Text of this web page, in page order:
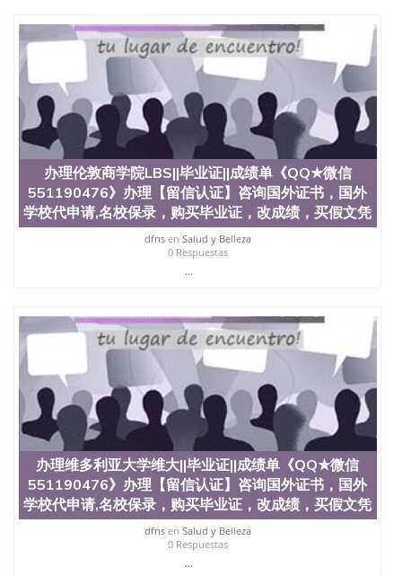
外烫金照片QQ微信551190476外国文凭在中国有用吗
QQ微信551190476德国留学回国证明QQ微信
551190476爱尔兰留学回国证明QQ微信551190476国
外硕士文凭办理QQ微信551190476 网上买文凭可靠
吗QQ微信551190476买国外文凭质量QQ微信
551190476国外本科毕业证怎么办理QQ微信
551190476国外大学文凭真制作QQ微信551190476办
国外文凭可找工作QQ微信551190476国外大学有毕业
证QQ微信551190476办理国外毕业证价格QQ微信
551190476国外编号查询QQ微信551190476办理国外
文凭要交定金吗QQ微信551190476办国外可查文凭
QQ微信551190476网上购买真文凭可信吗QQ微信
551190476学士学位证书查询机构QQ微信551190476
国外资格证书办理QQ微信551190476如何办理学历认
证QQ微信551190476海外文凭认证办理QQ微信
551190476 圣何塞州立大学（San Jose State
西地区的公立大学之一。位于圣何塞市San Jose中
心，占地154公顷。它是一所位于加利福尼亚州的著
名综合性公立大学，它以极高的就业率，全美名列前
茅的毕业薪资，浓厚的多元化学术氛围，杰出的本科
教育质量，被《福克斯》杂志评选为全美50强公立综
合性大学，每年有来自世界各地的成百上千的海外学
生前往求学。 至今，这是一所在世界上享有学术地
位、声誉、实习机会和影响力的高等教育机构，并获
誉为美国本科教育质量的核心代表。其计算机系与会
计系更是在当今美国大学教学排名中表现优异。其毕
业生大多可以在其所处地域的世界硅谷中心得到工作
机会。许多硅谷公司甚至在学生大三和大四的学期提
供许多相应科系的实习机会。无论是加州大学系统
(UC)，还是加州州立大学系统(CSU), 圣何塞州立大学
都占据着加州所有大学中的地理位置。 圣何塞州立大
办理伦敦商学院LBS||毕业证||成绩单《QQ★微信
551190476》办理【留信认证】咨询国外证书，国外
学校代申请,名校保录，购买毕业证，改成绩，买假文凭
dfnsen Salud y Belleza
0 Respuestas
...
办理维多利亚大学维大||毕业证||成绩单《QQ★微信
551190476》办理【留信认证】咨询国外证书，国外
学校代申请,名校保录，购买毕业证，改成绩，买假文凭
dfnsen Salud y Belleza
0 Respuestas
...